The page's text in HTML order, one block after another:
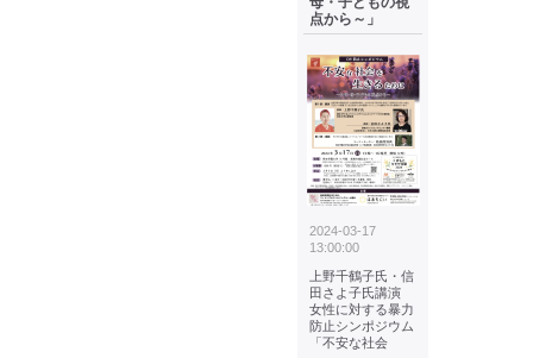
点から～」
2024-03-17
13:00:00
上野千鶴子氏・信
田さよ子氏講演
女性に対する暴力
防止シンポジウム
「不安な社会